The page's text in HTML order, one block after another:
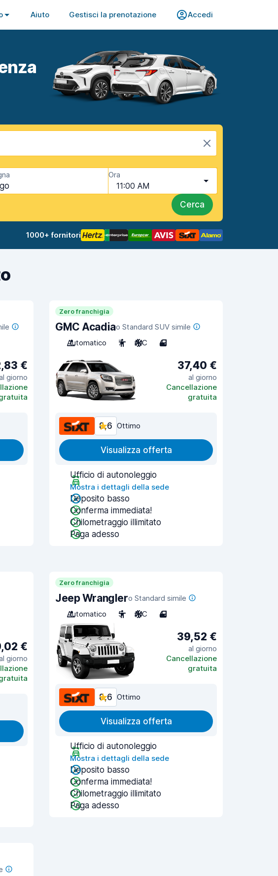
Aiuto Gestisci la prenotazione Accedi
Ora
11:00 AM
Cerca
1000+ fornitori
€
giorno
Zero franchigia
GMC Acadiao Standard SUV simile
Automatico
7 A/C 4
37,40 €
al giorno
Cancellazione
gratuita
8,6 Ottimo
Visualizza offerta
Ufficio di autonoleggio
Mostra i dettagli della sede
Deposito basso
Conferma immediata!
Chilometraggio illimitato
Paga adesso
€
giorno
Zero franchigia
Jeep Wranglero Standard simile
Automatico
5 A/C 4
39,52 €
al giorno
Cancellazione
gratuita
8,6 Ottimo
Visualizza offerta
Ufficio di autonoleggio
Mostra i dettagli della sede
Deposito basso
Conferma immediata!
Chilometraggio illimitato
Paga adesso